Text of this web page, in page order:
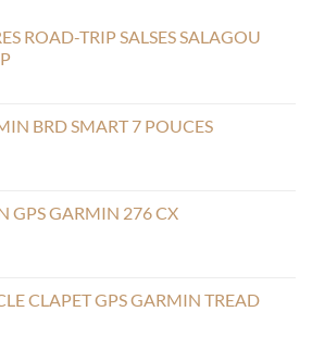
ROAD-TRIP SALSES SALAGOU
BRD SMART 7 POUCES
GPS GARMIN 276 CX
CLAPET GPS GARMIN TREAD